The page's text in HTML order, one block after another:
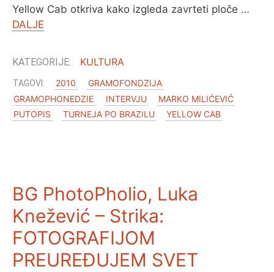
Yellow Cab otkriva kako izgleda zavrteti ploče …
DALJE
KULTURA
2010
GRAMOFONDZIJA
GRAMOPHONEDZIE
INTERVJU
MARKO MILIĆEVIĆ
PUTOPIS
TURNEJA PO BRAZILU YELLOW CAB
BG PhotoPholio, Luka
Knežević – Strika:
FOTOGRAFIJOM
PREUREĐUJEM SVET